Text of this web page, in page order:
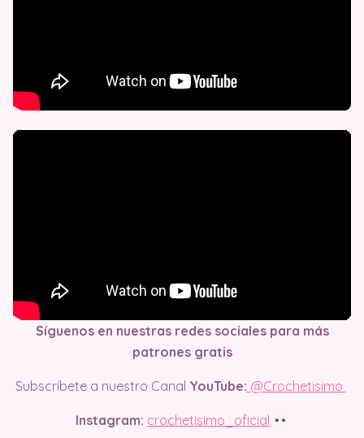
Síguenos en nuestras redes sociales para más
patrones gratis
Subscríbete a nuestro Canal YouTube: @Crochetisimo
Instagram: crochetisimo_oficial